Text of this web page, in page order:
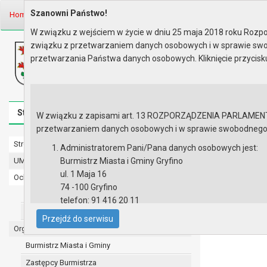
Home Informacje Ogłoszenia
Biuletyn Informacji Publicznej
Urząd Miasta i Gminy w Gryfinie
Strona główna Mapa serwisu Aktualności
Strona główna
UMiG - telefony wewnętrzne
Ochrona danych osobowych
Urząd Miasta i Gminy w Gryfinie
Straż Miejska
Organy
Burmistrz Miasta i Gminy
Zastępcy Burmistrza
Rok 2004
Szanowni Państwo!
W związku z wejściem w życie w dniu 25 maja 2018 roku
związku z przetwarzaniem danych osobowych i w sprawie
przetwarzania Państwa danych osobowych. Kliknięcie
W związku z zapisami art. 13 ROZPORZĄDZENIA
przetwarzaniem danych osobowych i w sprawie
Administratorem Pani/Pana danych osobowych jest:
Burmistrz Miasta i Gminy Gryfino
ul. 1 Maja 16
74 -100 Gryfino
telefon: 91 416 20 11
e-mail:
burmistrz@gryfino.pl
Dane kontaktowe Inspektora Ochrony Danych:
e-mail:iod@gryfino.pl
Przejdź do serwisu